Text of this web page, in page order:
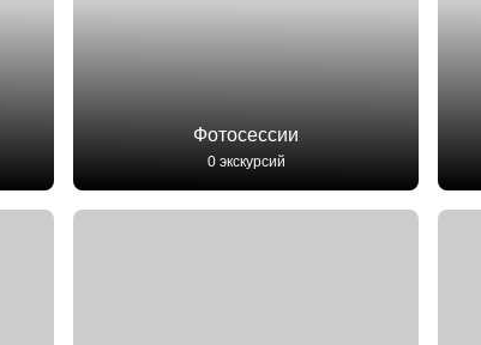
Фотосессии
0 экскурсий